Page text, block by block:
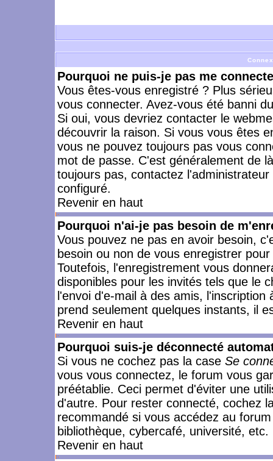
Pourquoi ne puis-je pas me
Vous êtes-vous enregistré ? Plus
vous connecter. Avez-vous été banni
Si oui, vous devriez contacter le
découvrir la raison. Si vous vous êtes
vous ne pouvez toujours pas vous
mot de passe. C'est généralement de
toujours pas, contactez
configuré.
Revenir en haut
Pourquoi n'ai-je pas besoin de
Vous pouvez ne pas en avoir besoin,
besoin ou non de vous enregistrer
Toutefois, l'enregistrement vous
disponibles pour les invités tels que le
l'envoi d'e-mail à des amis,
prend seulement quelques instants, il
Revenir en haut
Pourquoi suis-je déconnecté
Si vous ne cochez pas la case Se
vous vous connectez, le forum vous
préétablie. Ceci permet d'éviter une
d'autre. Pour rester connecté, cochez
recommandé si vous accédez au
bibliothèque, cybercafé, université, etc.
Revenir en haut